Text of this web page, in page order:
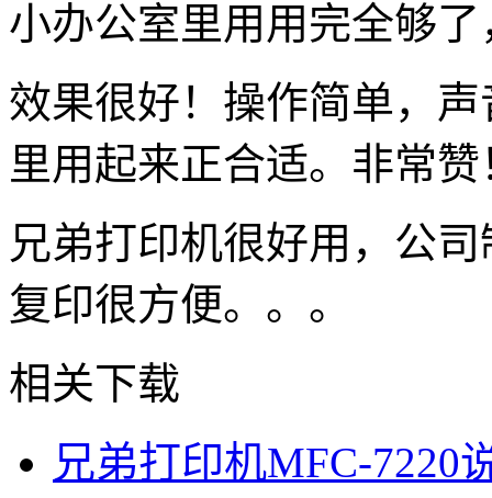
小办公室里用用完全够
效果很好！操作简单，
里用起来正合适。非常赞
兄弟打印机很好用，公
复印很方便。。。
相关下载
兄弟打印机MFC-7220